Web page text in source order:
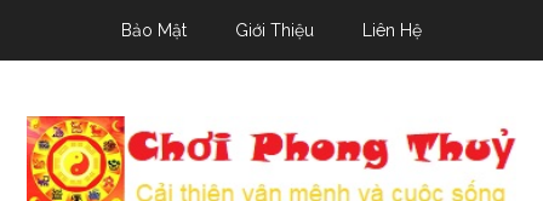
Bảo Mật Giới Thiệu Liên Hệ